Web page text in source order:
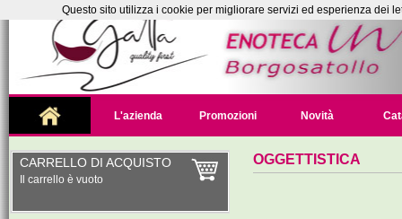
L'azienda Promozioni Novità
CARRELLO DI ACQUISTO
Il carrello è vuoto
OGGETTISTICA
Questo sito utilizza i cookie per migliorare servizi ed esperienza dei